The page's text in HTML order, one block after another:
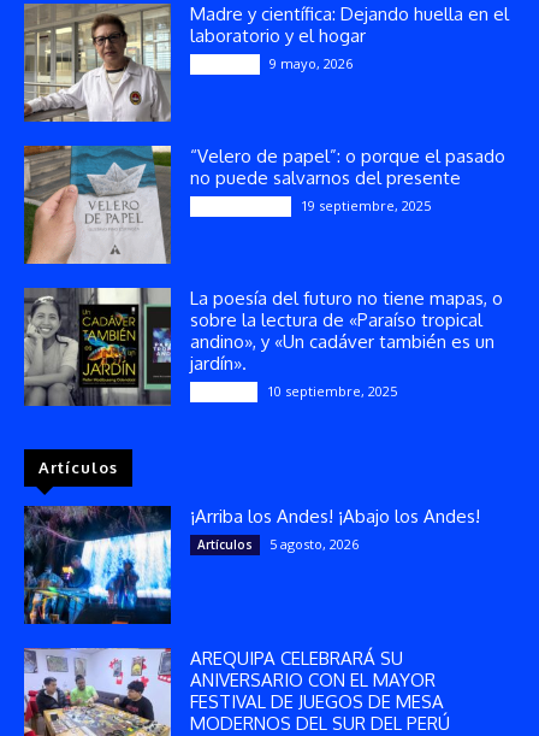
Madre y científica: Dejando huella en el
laboratorio y el hogar
9 mayo, 2026
“Velero de papel”: o porque el pasado
no puede salvarnos del presente
19 septiembre, 2025
La poesía del futuro no tiene mapas, o
sobre la lectura de «Paraíso tropical
andino», y «Un cadáver también es un
jardín».
10 septiembre, 2025
Artículos
¡Arriba los Andes! ¡Abajo los Andes!
Artículos 5 agosto, 2026
AREQUIPA CELEBRARÁ SU
ANIVERSARIO CON EL MAYOR
FESTIVAL DE JUEGOS DE MESA
MODERNOS DEL SUR DEL PERÚ